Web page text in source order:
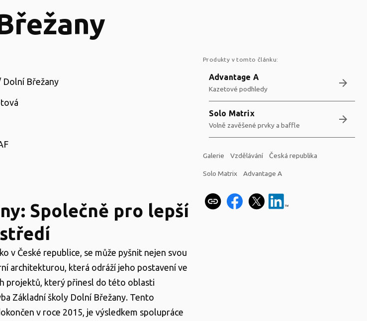
Dolní Břežany
Společně pro lepší
v České republice, se může pyšnit nejen svou
architekturou, která odráží jeho postavení ve
projektů, který přinesl do této oblasti
Základní školy Dolní Břežany. Tento
v roce 2015, je výsledkem spolupráce
Produkty v tomto článku:
Advantage A
Kazetové podhledy arrow_forward
Solo Matrix
Volně zavěšené prvky a baffle arrow_forward
Galerie Vzdělávání Česká republika
Solo Matrix Advantage A